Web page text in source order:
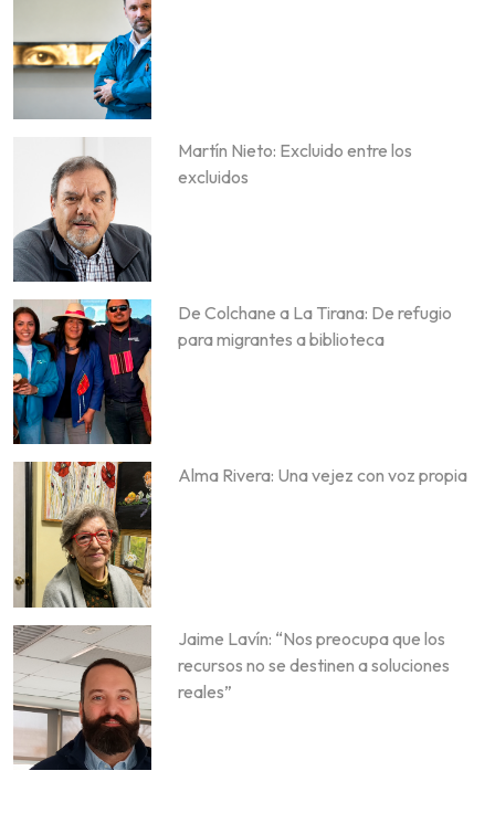
Martín Nieto: Excluido entre los
excluidos
De Colchane a La Tirana: De refugio
para migrantes a biblioteca
Alma Rivera: Una vejez con voz propia
Jaime Lavín: “Nos preocupa que los
recursos no se destinen a soluciones
reales”